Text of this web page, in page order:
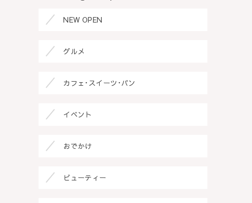
NEW OPEN
グルメ
カフェ･スイーツ･パン
イベント
おでかけ
ビューティー